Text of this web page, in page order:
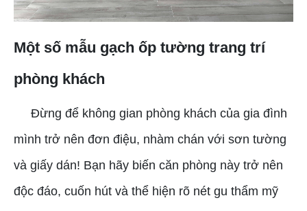
Một số mẫu gạch ốp tường trang trí
phòng khách
Đừng để không gian phòng khách của gia đình
mình trở nên đơn điệu, nhàm chán với sơn tường
và giấy dán! Bạn hãy biến căn phòng này trở nên
độc đáo, cuốn hút và thể hiện rõ nét gu thẩm mỹ